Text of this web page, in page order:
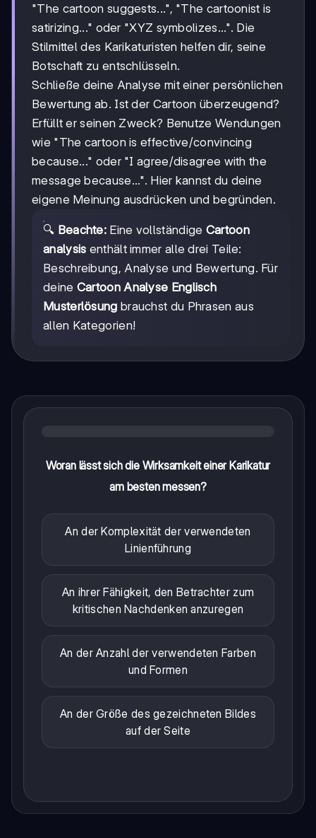
"The cartoon suggests...", "The cartoonist is
satirizing..." oder "XYZ symbolizes...". Die
Stilmittel des Karikaturisten helfen dir, seine
Botschaft zu entschlüsseln.
Schließe deine Analyse mit einer persönlichen
Bewertung ab. Ist der Cartoon überzeugend?
Erfüllt er seinen Zweck? Benutze Wendungen
wie "The cartoon is effective/convincing
because..." oder "I agree/disagree with the
message because...". Hier kannst du deine
eigene Meinung ausdrücken und begründen.
🔍 Beachte: Eine vollständige Cartoon
analysis enthält immer alle drei Teile:
Beschreibung, Analyse und Bewertung. Für
deine Cartoon Analyse Englisch
Musterlösung brauchst du Phrasen aus
allen Kategorien!
Woran lässt sich die Wirksamkeit einer Karikatur
am besten messen?
An der Komplexität der verwendeten
Linienführung
An ihrer Fähigkeit, den Betrachter zum
kritischen Nachdenken anzuregen
An der Anzahl der verwendeten Farben
und Formen
An der Größe des gezeichneten Bildes
auf der Seite